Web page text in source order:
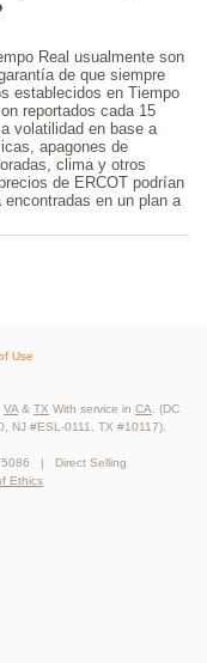
Real usualmente son
de que siempre
establecidos en Tiempo
reportados cada 15
volatilidad en base a
apagones de
clima y otros
de ERCOT podrían
en un plan a
Use
VA & TX With service in CA . (DC
NJ #ESL-0111, TX #10117).
| Direct Selling
Ethics